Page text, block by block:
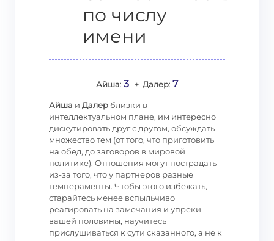
по числу
имени
Айша: 3 + Далер: 7
Айша и Далер близки в
интеллектуальном плане, им интересно
дискутировать друг с другом, обсуждать
множество тем (от того, что приготовить
на обед, до заговоров в мировой
политике). Отношения могут пострадать
из-за того, что у партнеров разные
темпераменты. Чтобы этого избежать,
старайтесь менее вспыльчиво
реагировать на замечания и упреки
вашей половины, научитесь
прислушиваться к сути сказанного, а не к